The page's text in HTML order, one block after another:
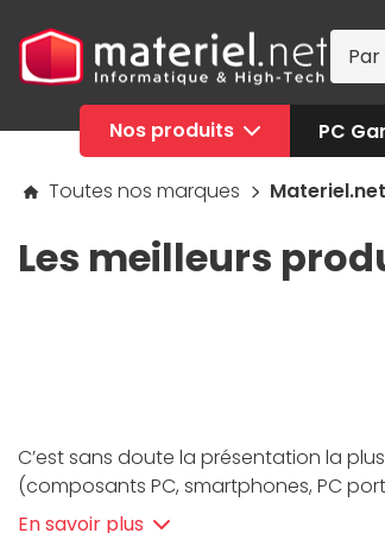
Nos produits PC
Toutes nos marques Materiel.net
Les meilleurs
C’est sans doute la présentation la
(composants PC, smartphones, PC
et nous proposons depuis toujours les
En savoir plus